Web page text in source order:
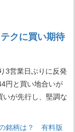
クに買い期待
3営業日ぶりに反発
円と買い地合いが
いが先行し、堅調な
銘柄は？ 有料版